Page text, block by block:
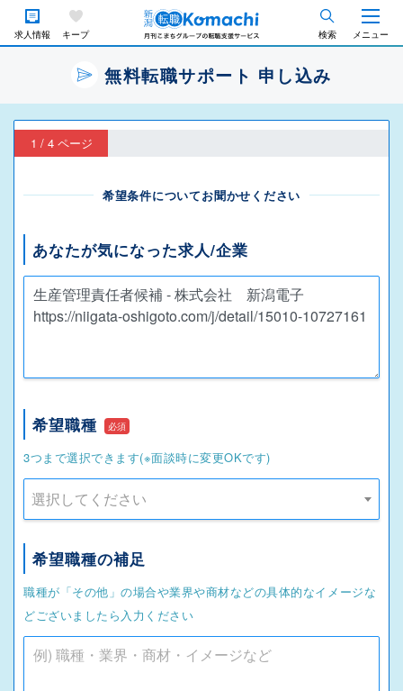
求人情報 キープ 検索 メニュー
無料転職サポート 申し込み
1 / 4 ページ
希望条件についてお聞かせください
あなたが気になった求人/企業
希望職種 必須
3つまで選択できます(※面談時に変更OKです)
選択してください
希望職種の補足
職種が「その他」の場合や業界や商材などの具体的なイメージな
どございましたら入力ください